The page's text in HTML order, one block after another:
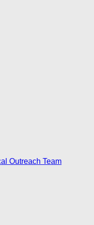
Outreach Team